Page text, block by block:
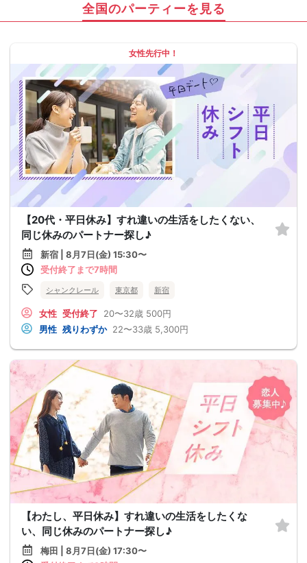
全国のパーティーを見る
女性先行中！
【20代・平日休み】すれ違いの生活をしたくない、
同じ休みのパートナー探し♪
新宿 | 8月7日(金) 15:30〜
受付終了まで7時間
シャンクレール 東京都 新宿
女性 受付終了 20〜32歳 500円
男性 残りわずか 22〜33歳 5,300円
【わたし、平日休み】すれ違いの生活をしたくな
い、同じ休みのパートナー探し♪
梅田 | 8月7日(金) 17:30〜